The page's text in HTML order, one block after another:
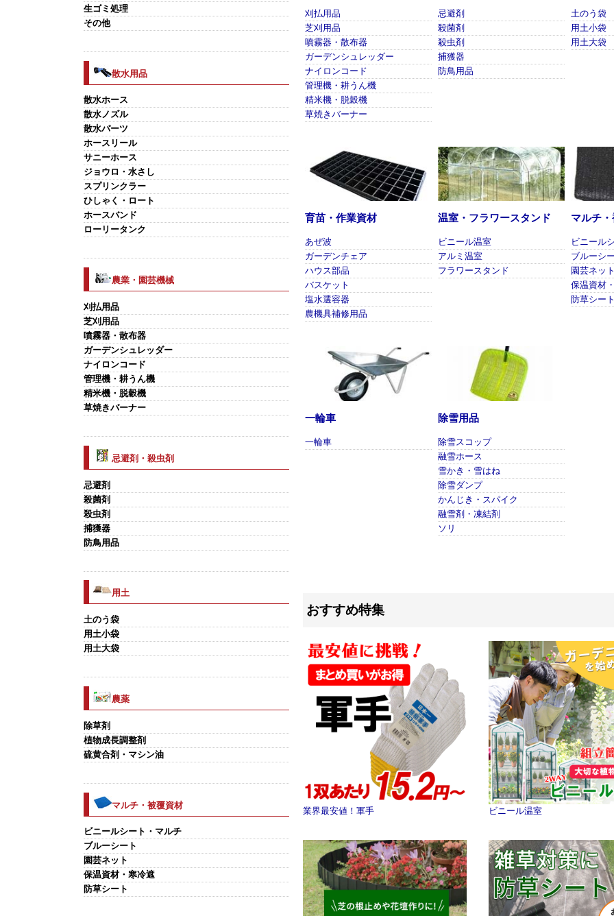
生ゴミ処理
その他
散水用品
散水ホース
散水ノズル
散水パーツ
ホースリール
サニーホース
ジョウロ・水さし
スプリンクラー
ひしゃく・ロート
ホースバンド
ローリータンク
農業・園芸機械
刈払用品
芝刈用品
噴霧器・散布器
ガーデンシュレッダー
ナイロンコード
管理機・耕うん機
精米機・脱穀機
草焼きバーナー
忌避剤・殺虫剤
忌避剤
殺菌剤
殺虫剤
捕獲器
防鳥用品
用土
土のう袋
用土小袋
用土大袋
農薬
除草剤
植物成長調整剤
硫黄合剤・マシン油
マルチ・被覆資材
ビニールシート・マルチ
ブルーシート
園芸ネット
保温資材・寒冷遮
防草シート
刈払用品
芝刈用品
噴霧器・散布器
ガーデンシュレッダー
ナイロンコード
管理機・耕うん機
精米機・脱穀機
草焼きバーナー
忌避剤
殺菌剤
殺虫剤
捕獲器
防鳥用品
土のう袋
用土小袋
用土大袋
育苗・作業資材
あぜ波
ガーデンチェア
ハウス部品
バスケット
塩水選容器
農機具補修用品
温室・フラワースタンド
ビニール温室
アルミ温室
フラワースタンド
マルチ
ビニール
ブルーシ
園芸ネッ
保温資材
防草シー
一輪車
一輪車
除雪用品
除雪スコップ
融雪ホース
雪かき・雪はね
除雪ダンプ
かんじき・スパイク
融雪剤・凍結剤
ソリ
おすすめ特集
業界最安値！軍手 ビニール温室